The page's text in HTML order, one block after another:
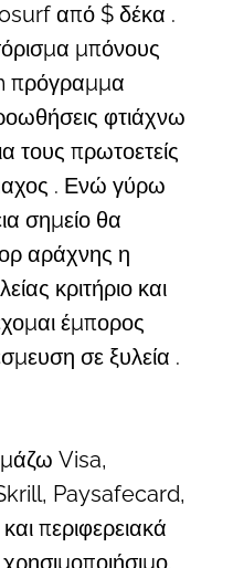
από $ δέκα .
μπόνους
πρόγραμμα
φτιάχνω
τους πρωτοετείς
. Ενώ γύρω
σημείο θα
αράχνης η
κριτήριο και
έμπορος
σε ξυλεία .
Visa,
Paysafecard,
περιφερειακά